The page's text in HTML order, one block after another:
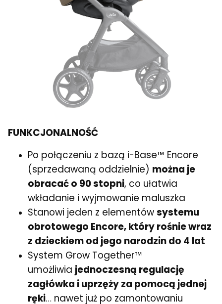
FUNKCJONALNOŚĆ
Po połączeniu z bazą i-Base™ Encore
(sprzedawaną oddzielnie) można je
obracać o 90 stopni, co ułatwia
wkładanie i wyjmowanie maluszka
Stanowi jeden z elementówsystemu
obrotowego Encore, który rośnie wraz
z dzieckiem od jego narodzin do 4 lat
System Grow Together™
umożliwia jednoczesną regulację
zagłówka i uprzęży za pomocą jednej
ręki… nawet już po zamontowaniu